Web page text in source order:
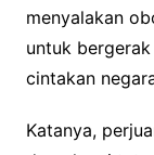
menyalakan
untuk
cintakan
Katanya,